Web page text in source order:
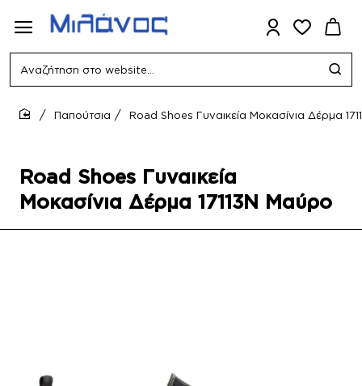
Αναζήτηση
website...
Road Shoes Γυναικεία
Μοκασίνια Δέρμα 17113N Μαύρο
Παπούτσια Road Shoes Γυναικεία Μοκασίνια Δέρμα